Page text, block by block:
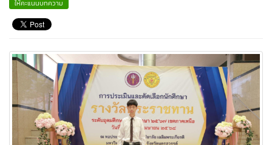
ให้คะแนนบทความ